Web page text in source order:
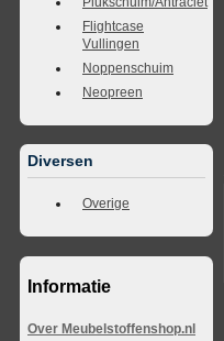
Flightcase
Vullingen
Noppenschuim
Neopreen
Diversen
Overige
Informatie
Over Meubelstoffenshop.nl